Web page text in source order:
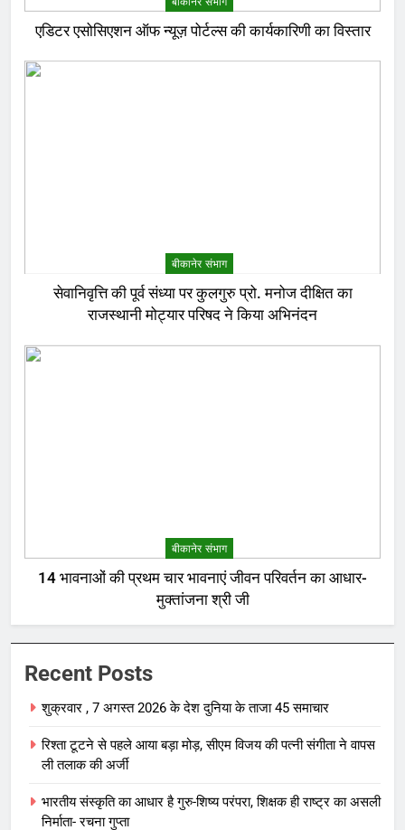
एडिटर एसोसिएशन ऑफ न्यूज़ पोर्टल्स की कार्यकारिणी का विस्तार
बीकानेर संभाग
सेवानिवृत्ति की पूर्व संध्या पर कुलगुरु प्रो. मनोज दीक्षित का
राजस्थानी मोट्यार परिषद ने किया अभिनंदन
बीकानेर संभाग
14 भावनाओं की प्रथम चार भावनाएं जीवन परिवर्तन का आधार-
मुक्तांजना श्री जी
Recent Posts
शुक्रवार , 7 अगस्त 2026 के देश दुनिया के ताजा 45 समाचार
रिश्ता टूटने से पहले आया बड़ा मोड़, सीएम विजय की पत्नी संगीता ने वापस
ली तलाक की अर्जी
भारतीय संस्कृति का आधार है गुरु-शिष्य परंपरा, शिक्षक ही राष्ट्र का असली
निर्माता- रचना गुप्ता